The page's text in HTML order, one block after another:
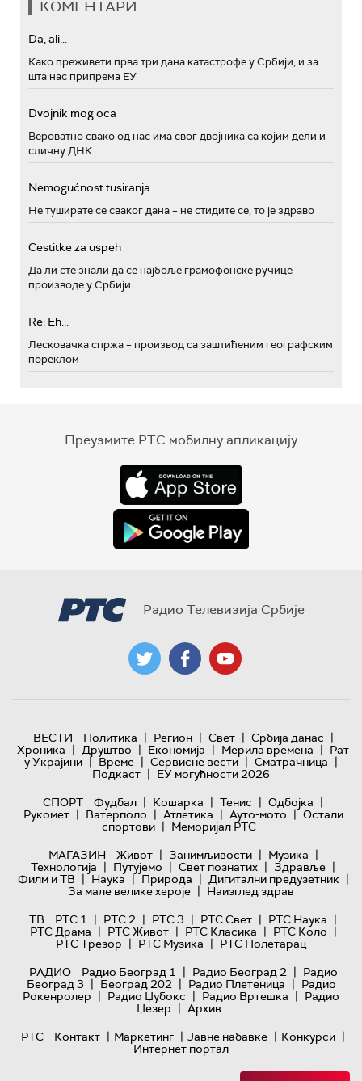
КОМЕНТАРИ
Da, ali...
Како преживети прва три дана катастрофе у Србији, и за
шта нас припрема ЕУ
Dvojnik mog oca
Вероватно свако од нас има свог двојника са којим дели и
сличну ДНК
Nemogućnost tusiranja
Не туширате се сваког дана – не стидите се, то је здраво
Cestitke za uspeh
Да ли сте знали да се најбоље грамофонске ручице
производе у Србији
Re: Eh...
Лесковачка спржа – производ са заштићеним географским
пореклом
Преузмите РТС мобилну апликацију
Радио Телевизија Србије
ВЕСТИ Политика | Регион | Свет | Србија данас |
Хроника | Друштво | Економија | Мерила времена | Рат
у Украјини | Време | Сервисне вести | Сматрачница |
Подкаст | ЕУ могућности 2026
СПОРТ
Фудбал | Кошарка | Тенис | Одбојка |
Рукомет | Ватерполо | Атлетика | Ауто-мото | Остали
спортови | Меморијал РТС
МАГАЗИН
Живот | Занимљивости | Музика |
Технологијa | Путујемо | Свет познатих | Здравље |
Филм и ТВ | Наука | Природа | Дигитални предузетник |
За мале велике хероје | Наизглед здрав
ТВ
РТС 1 | РТС 2 | РТС 3 | РТС Свет | РТС Наука |
РТС Драма | РТС Живот | РТС Класика | РТС Коло |
РТС Трезор | РТС Музика | РТС Полетарац
РАДИО
Радио Београд 1 | Радио Београд 2 | Радио
Београд 3 | Београд 202 | Радио Плетеница | Радио
Рокенролер | Радио Џубокс | Радио Вртешка | Радио
Џезер | Архив
РТС
Контакт | Маркетинг | Јавне набавке | Конкурси |
Интернет портал